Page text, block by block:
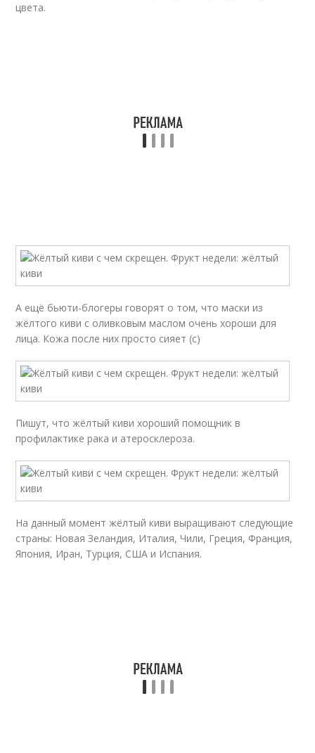
цвета.
А ещё бьюти-блогеры говорят о том, что маски из
жёлтого киви с оливковым маслом очень хороши для
лица. Кожа после них просто сияет (с)
Пишут, что жёлтый киви хороший помощник в
профилактике рака и атеросклероза.
На данный момент жёлтый киви выращивают следующие
страны: Новая Зеландия, Италия, Чили, Греция, Франция,
Япония, Иран, Турция, США и Испания.